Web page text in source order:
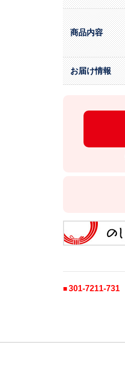
商品内容
お届け情報
301-7211-731